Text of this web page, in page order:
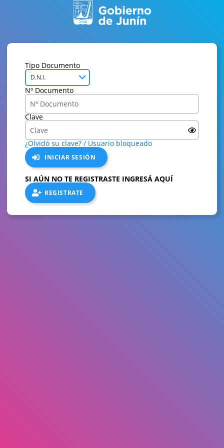
Tipo Documento
D.N.I.
Nº Documento
Clave
¿Olvidó su clave? / Usuario bloqueado
INICIAR SESIÓN
SI AÚN NO TE REGISTRASTE INGRESÁ AQUÍ
REGISTRATE